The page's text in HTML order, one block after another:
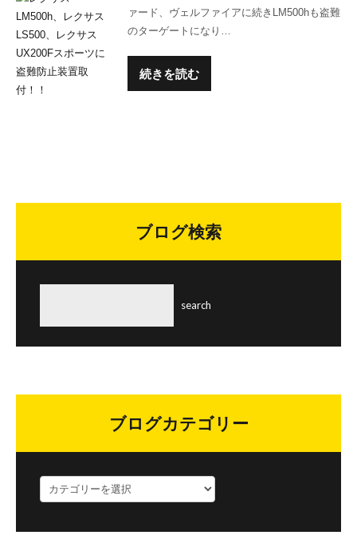
ァード、ヴェルファイアに続きLM500hも盗難
のターゲートになり…
続きを読む
ブログ検索
ブログカテゴリー
ロ